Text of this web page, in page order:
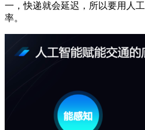
一，快递就会延迟，所以要用人
率。